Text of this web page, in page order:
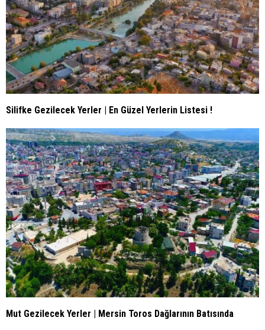
Silifke Gezilecek Yerler | En Güzel Yerlerin Listesi !
Mut Gezilecek Yerler | Mersin Toros Dağlarının Batısında